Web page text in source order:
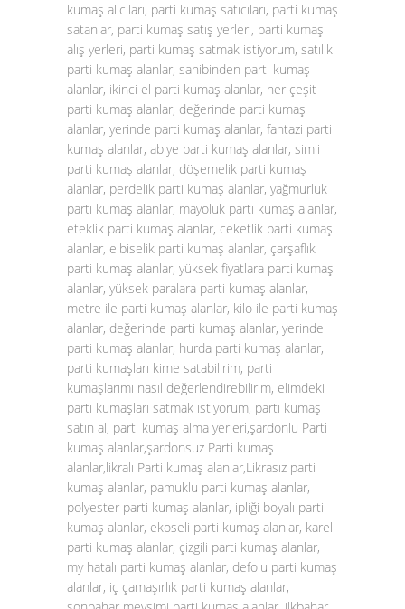
kumaş alıcıları, parti kumaş satıcıları, parti kumaş
satanlar, parti kumaş satış yerleri, parti kumaş
alış yerleri, parti kumaş satmak istiyorum, satılık
parti kumaş alanlar, sahibinden parti kumaş
alanlar, ikinci el parti kumaş alanlar, her çeşit
parti kumaş alanlar, değerinde parti kumaş
alanlar, yerinde parti kumaş alanlar, fantazi parti
kumaş alanlar, abiye parti kumaş alanlar, simli
parti kumaş alanlar, döşemelik parti kumaş
alanlar, perdelik parti kumaş alanlar, yağmurluk
parti kumaş alanlar, mayoluk parti kumaş alanlar,
eteklik parti kumaş alanlar, ceketlik parti kumaş
alanlar, elbiselik parti kumaş alanlar, çarşaflık
parti kumaş alanlar, yüksek fiyatlara parti kumaş
alanlar, yüksek paralara parti kumaş alanlar,
metre ile parti kumaş alanlar, kilo ile parti kumaş
alanlar, değerinde parti kumaş alanlar, yerinde
parti kumaş alanlar, hurda parti kumaş alanlar,
parti kumaşları kime satabilirim, parti
kumaşlarımı nasıl değerlendirebilirim, elimdeki
parti kumaşları satmak istiyorum, parti kumaş
satın al, parti kumaş alma yerleri,şardonlu Parti
kumaş alanlar,şardonsuz Parti kumaş
alanlar,likralı Parti kumaş alanlar,Likrasız parti
kumaş alanlar, pamuklu parti kumaş alanlar,
polyester parti kumaş alanlar, ipliği boyalı parti
kumaş alanlar, ekoseli parti kumaş alanlar, kareli
parti kumaş alanlar, çizgili parti kumaş alanlar,
my hatalı parti kumaş alanlar, defolu parti kumaş
alanlar, iç çamaşırlık parti kumaş alanlar,